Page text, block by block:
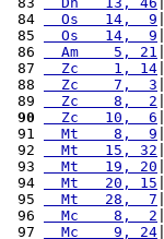
84
  Os   14,  9
85
  Os   14,  9
86
  Am    5, 21
87
  Zc    1, 14
88
  Zc    7,  3
89
  Zc    8,  2
90
  Zc   10,  6
91
  Mt    8,  9
92
  Mt   15, 32
93
  Mt   19, 20
94
  Mt   20, 15
95
  Mt   28,  7
96
  Mc    8,  2
97
  Mc    9, 24